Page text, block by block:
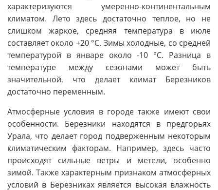
характеризуются умеренно-континентальным
климатом. Лето здесь достаточно теплое, но не
слишком жаркое, средняя температура в июле
составляет около +20 °C. Зимы холодные, со средней
температурой в январе около -10 °C. Разница в
температуре между сезонами может быть
значительной, что делает климат Березников
достаточно переменным.
Атмосферные условия в городе также имеют свои
особенности. Березники находятся в предгорьях
Урала, что делает город подверженным некоторым
климатическим факторам. Например, здесь часто
происходят сильные ветры и метели, особенно
зимой. Также характерным признаком атмосферных
условий в Березниках является высокая влажность